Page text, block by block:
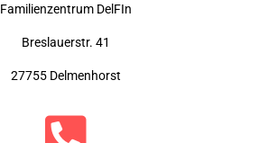
Familienzentrum DelFIn
Breslauerstr. 41
27755 Delmenhorst